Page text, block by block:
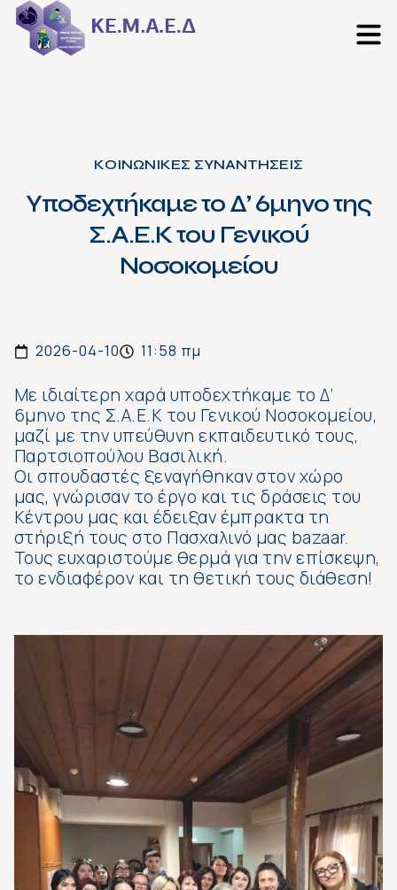
ΚΟΙΝΩΝΙΚΕΣ ΣΥΝΑΝΤΗΣΕΙΣ
Υποδεχτήκαμε το Δ’ 6μηνο της
Σ.Α.Ε.Κ του Γενικού
Νοσοκομείου
2026-04-10 11:58 πμ
Με ιδιαίτερη χαρά υποδεχτήκαμε το Δ’
6μηνο της Σ.Α.Ε.Κ του Γενικού Νοσοκομείου,
μαζί με την υπεύθυνη εκπαιδευτικό τους,
Παρτσιοπούλου Βασιλική.
Οι σπουδαστές ξεναγήθηκαν στον χώρο
μας, γνώρισαν το έργο και τις δράσεις του
Κέντρου μας και έδειξαν έμπρακτα τη
στήριξή τους στο Πασχαλινό μας bazaar.
Τους ευχαριστούμε θερμά για την επίσκεψη,
το ενδιαφέρον και τη θετική τους διάθεση!